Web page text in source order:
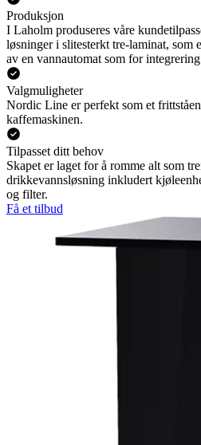
Produksjon
I Laholm produseres våre
løsninger i slitesterkt tre-laminat, som
av en vannautomat som for
Valgmuligheter
Nordic Line er perfekt som et
kaffemaskinen.
Tilpasset ditt behov
Skapet er laget for å romme alt som
drikkevannsløsning inkludert
og filter.
Få et tilbud